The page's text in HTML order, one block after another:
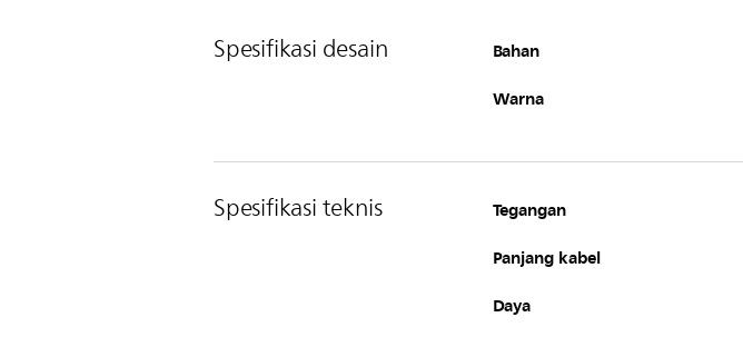
Spesifikasi desain Bahan
Warna
Spesifikasi teknis Tegangan
Panjang kabel
Daya